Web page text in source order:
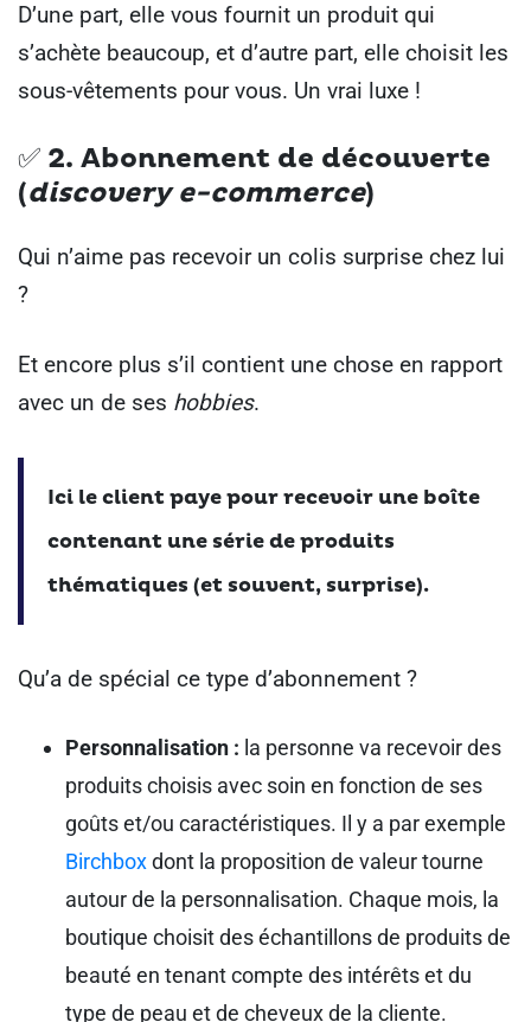
D’une part, elle vous fournit un produit qui
s’achète beaucoup, et d’autre part, elle choisit les
sous-vêtements pour vous. Un vrai luxe !
✅ 2. Abonnement de découverte
(discovery e-commerce)
Qui n’aime pas recevoir un colis surprise chez lui
?
Et encore plus s’il contient une chose en rapport
avec un de ses hobbies.
Ici le client paye pour recevoir une boîte
contenant une série de produits
thématiques (et souvent, surprise).
Qu’a de spécial ce type d’abonnement ?
Personnalisation : la personne va recevoir des
produits choisis avec soin en fonction de ses
goûts et/ou caractéristiques. Il y a par exemple
Birchboxdont la proposition de valeur tourne
autour de la personnalisation. Chaque mois, la
boutique choisit des échantillons de produits de
beauté en tenant compte des intérêts et du
type de peau et de cheveux de la cliente.